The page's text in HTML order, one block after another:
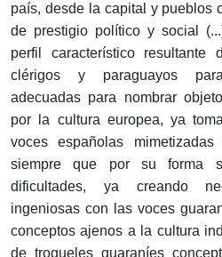
país, desde la capital y pueblos
de prestigio político y social
perfil característico resultante
clérigos y paraguayos
adecuadas para nombrar
por la cultura europea, ya
voces españolas
siempre que por su forma
dificultades, ya creando
ingeniosas con las voces
conceptos ajenos a la cultura
de troqueles guaraníes